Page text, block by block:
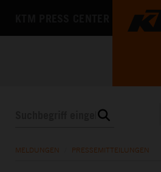
MELDUNGEN PRESSEMITTEILUNGEN